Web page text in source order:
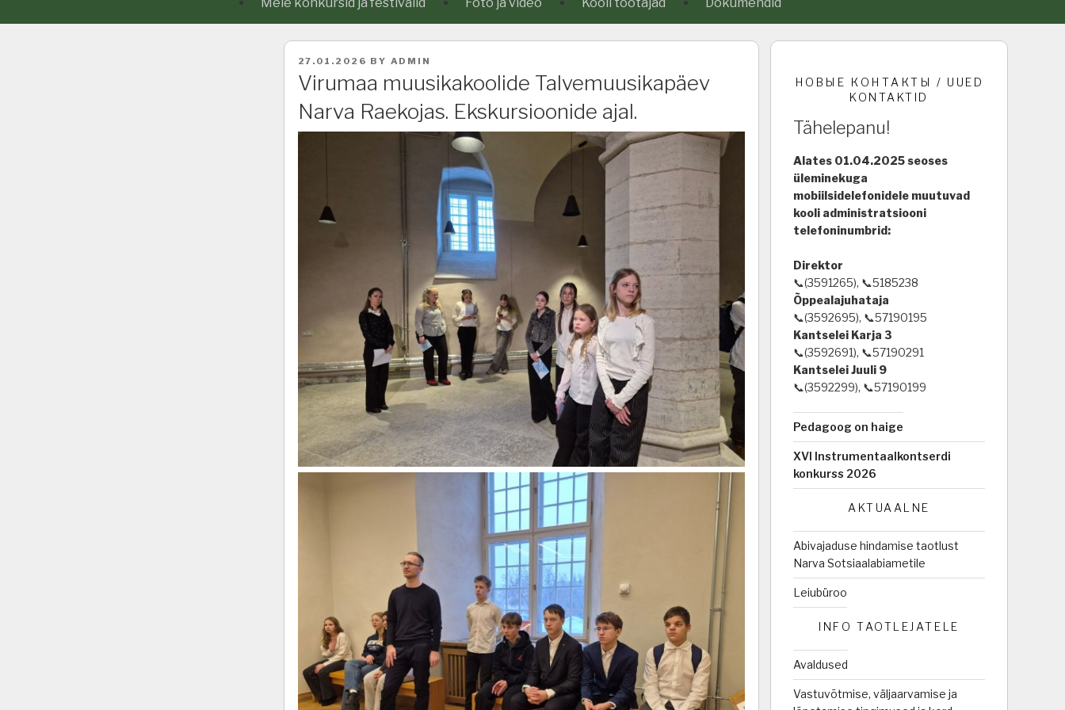
POSTED
27.01.2026 BY ADMIN
Virumaa muusikakoolide Talvemuusikapäev
Narva Raekojas. Ekskursioonide ajal.
НОВЫЕ КОНТАКТЫ / UUED
KONTAKTID
Tähelepanu!
Alates 01.04.2025 seoses
üleminekuga
mobiilsidelefonidele muutuvad
kooli administratsiooni
telefoninumbrid:
Direktor
📞(3591265), 📞5185238
Õppealajuhataja
📞(3592695), 📞57190195
Kantselei Karja 3
📞(3592691), 📞57190291
Kantselei Juuli 9
📞(3592299), 📞57190199
Pedagoog on haige
XVI Instrumentaalkontserdi
konkurss 2026
AKTUAALNE
Abivajaduse hindamise taotlust
Narva Sotsiaalabiametile
Leiubüroo
INFO TAOTLEJATELE
Avaldused
Vastuvõtmise, väljaarvamise ja